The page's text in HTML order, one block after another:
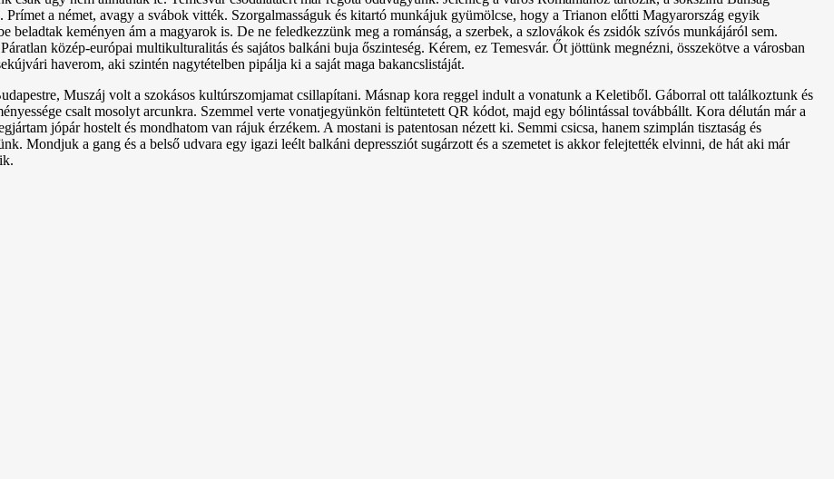
a német, avagy a svábok vitték. Szorgalmasságuk és kitartó munkájuk gyümölcse, hogy a Trianon előtti Magyarország egyik
beladtak keményen ám a magyarok is. De ne feledkezzünk meg a románság, a szerbek, a szlovákok és zsidók szívós munkájáról sem.
közép-európai multikulturalitás és sajátos balkáni buja őszinteség. Kérem, ez Temesvár. Őt jöttünk megnézni, összekötve a városban
haverom, aki szintén nagytételben pipálja ki a saját maga bakancslistáját.
Muszáj volt a szokásos kultúrszomjamat csillapítani. Másnap kora reggel indult a vonatunk a Keletiből. Gáborral ott találkoztunk és
csalt mosolyt arcunkra. Szemmel verte vonatjegyünkön feltüntetett QR kódot, majd egy bólintással továbbállt. Kora délután már a
jópár hostelt és mondhatom van rájuk érzékem. A mostani is patentosan nézett ki. Semmi csicsa, hanem szimplán tisztaság és
Mondjuk a gang és a belső udvara egy igazi leélt balkáni depressziót sugárzott és a szemetet is akkor felejtették elvinni, de hát aki már